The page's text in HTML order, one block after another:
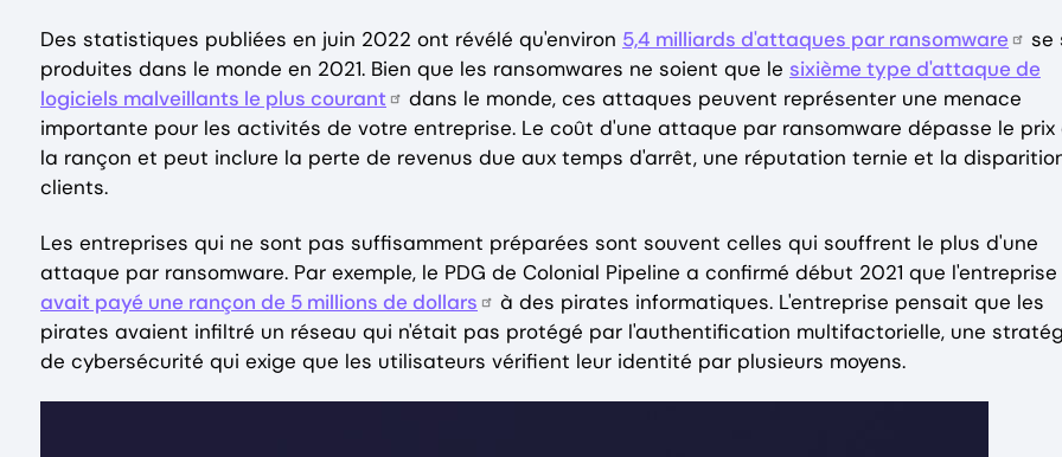
Des statistiques publiées en juin 2022 ont révélé qu'environ 5,4 milliards d'attaques par ransomware
se
produites dans le monde en 2021. Bien que les ransomwares ne soient que le sixième type d'attaque de
logiciels malveillants le plus courant
dans le monde, ces attaques peuvent représenter une menace
importante pour les activités de votre entreprise. Le coût d'une attaque par ransomware dépasse le prix
la rançon et peut inclure la perte de revenus due aux temps d'arrêt, une réputation ternie et la
clients.
Les entreprises qui ne sont pas suffisamment préparées sont souvent celles qui souffrent le plus d'une
attaque par ransomware. Par exemple, le PDG de Colonial Pipeline a confirmé début 2021 que l'entreprise
avait payé une rançon de 5 millions de dollars
à des pirates informatiques. L'entreprise pensait que les
pirates avaient infiltré un réseau qui n'était pas protégé par l'authentification multifactorielle, une
de cybersécurité qui exige que les utilisateurs vérifient leur identité par plusieurs moyens.